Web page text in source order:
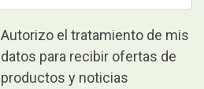
Autorizo el tratamiento de mis
datos para recibir ofertas de
productos y noticias